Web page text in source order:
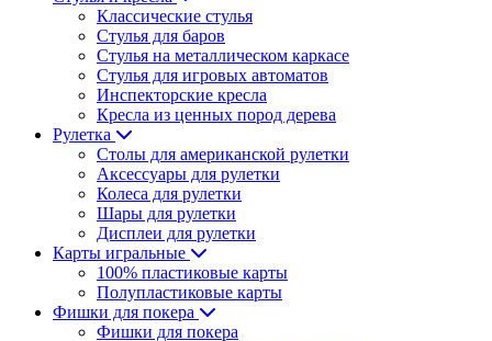
Классические стулья
Стулья для баров
Стулья на металлическом каркасе
Стулья для игровых автоматов
Инспекторские кресла
Кресла из ценных пород дерева
Рулетка
Столы для американской рулетки
Аксессуары для рулетки
Колеса для рулетки
Шары для рулетки
Дисплеи для рулетки
Карты игральные
100% пластиковые карты
Полупластиковые карты
Фишки для покера
Фишки для покера